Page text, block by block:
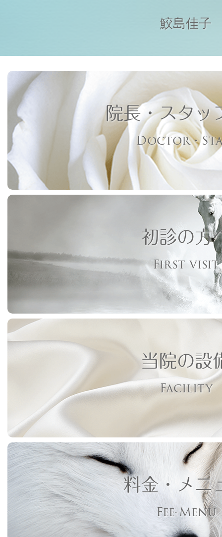
鮫島佳子
院長・スタッ
Doctor・
初診の方
First visit
当院の設
Facility
料金・メニ
Fee-Menu